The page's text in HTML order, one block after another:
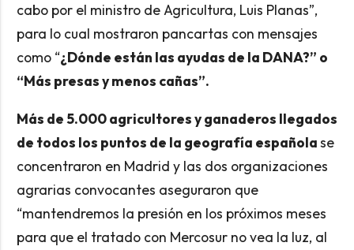
cabo por el ministro de Agricultura, Luis Planas”,
para lo cual mostraron pancartas con mensajes
como “¿Dónde están las ayudas de la DANA?” o
“Más presas y menos cañas”.
Más de 5.000 agricultores y ganaderos llegados
de todos los puntos de la geografía españolase
concentraron en Madrid y las dos organizaciones
agrarias convocantes aseguraron que
“mantendremos la presión en los próximos meses
para que el tratado con Mercosur no vea la luz, al